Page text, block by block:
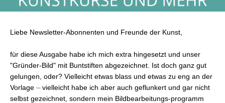
Liebe Newsletter-Abonnenten und Freunde der Kunst,
für diese Ausgabe habe ich mich extra hingesetzt und unser
"Gründer-Bild" mit Buntstiften abgezeichnet. Ist doch ganz gut
gelungen, oder? Vielleicht etwas blass und etwas zu eng an der
Vorlage ⏤ vielleicht habe ich aber auch geflunkert und gar nicht
selbst gezeichnet, sondern mein Bildbearbeitungs-programm